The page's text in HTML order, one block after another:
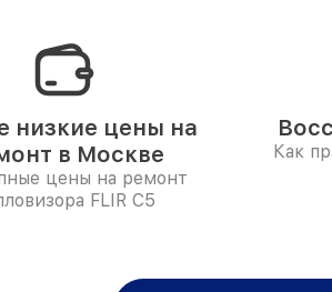
низкие цены на
в Москве
цены на ремонт
FLIR С5
Как